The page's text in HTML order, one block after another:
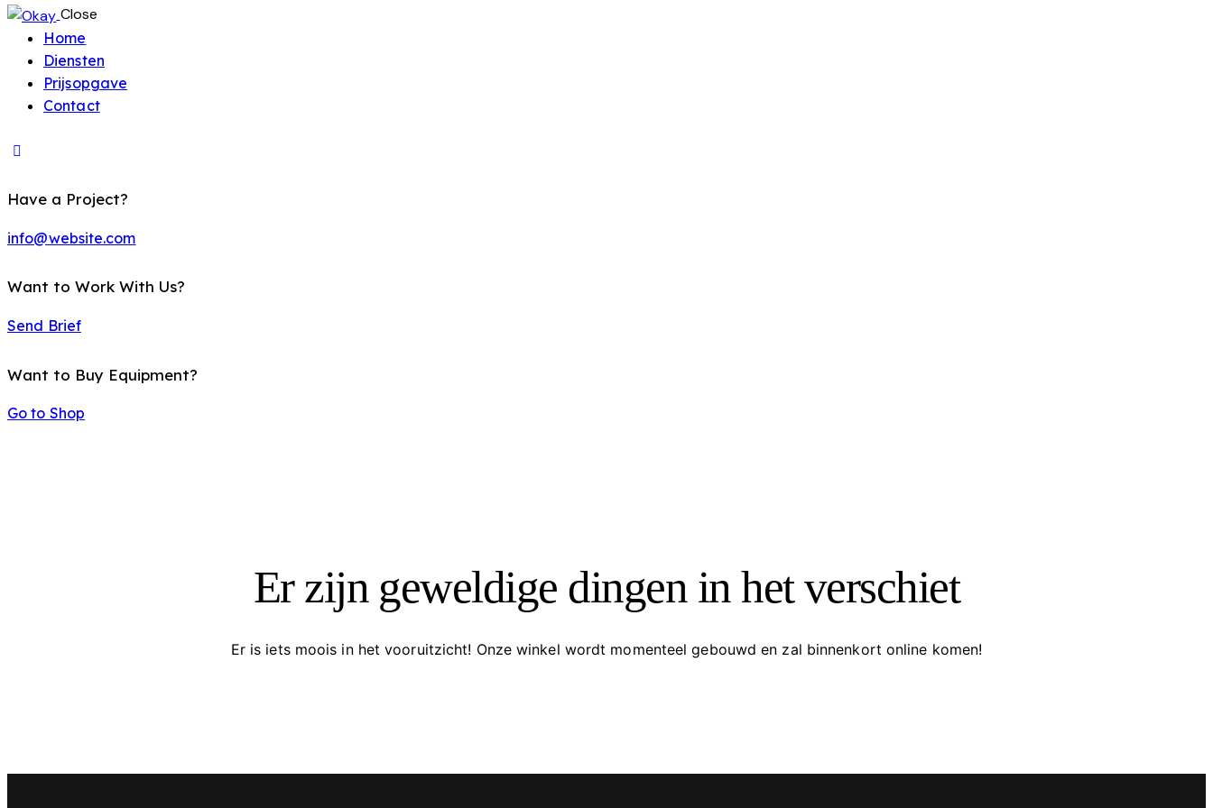
Close
Home
Diensten
Prijsopgave
Contact
Have a Project?
info@website.com
Want to Work With Us?
Send Brief
Want to Buy Equipment?
Go to Shop
Er zijn geweldige dingen in het verschiet
Er is iets moois in het vooruitzicht! Onze winkel wordt momenteel gebouwd en zal binnenkort online komen!